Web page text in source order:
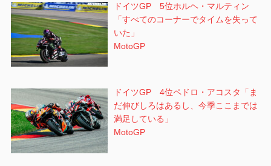
ドイツGP 5位ホルヘ・マルティン
「すべてのコーナーでタイムを失って
いた」
MotoGP
ドイツGP 4位ペドロ・アコスタ「ま
だ伸びしろはあるし、今季ここまでは
満足している」
MotoGP